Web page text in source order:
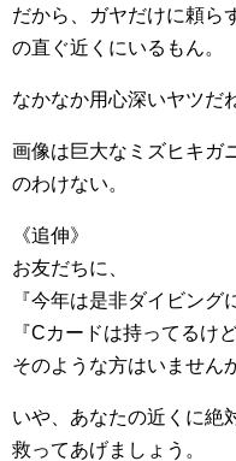
だから、ガヤだけに頼ら
の直ぐ近くにいるもん。
なかなか用心深いヤツだ
画像は巨大なミズヒキガ
のわけない。
《追伸》
お友だちに、
『今年は是非ダイビング
『Cカードは持ってるけ
そのような方はいません
いや、あなたの近くに絶
救ってあげましょう。